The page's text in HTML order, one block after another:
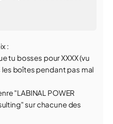
:
tu bosses pour XXXX (vu
boîtes pendant pas mal
"LABINAL POWER
sur chacune des